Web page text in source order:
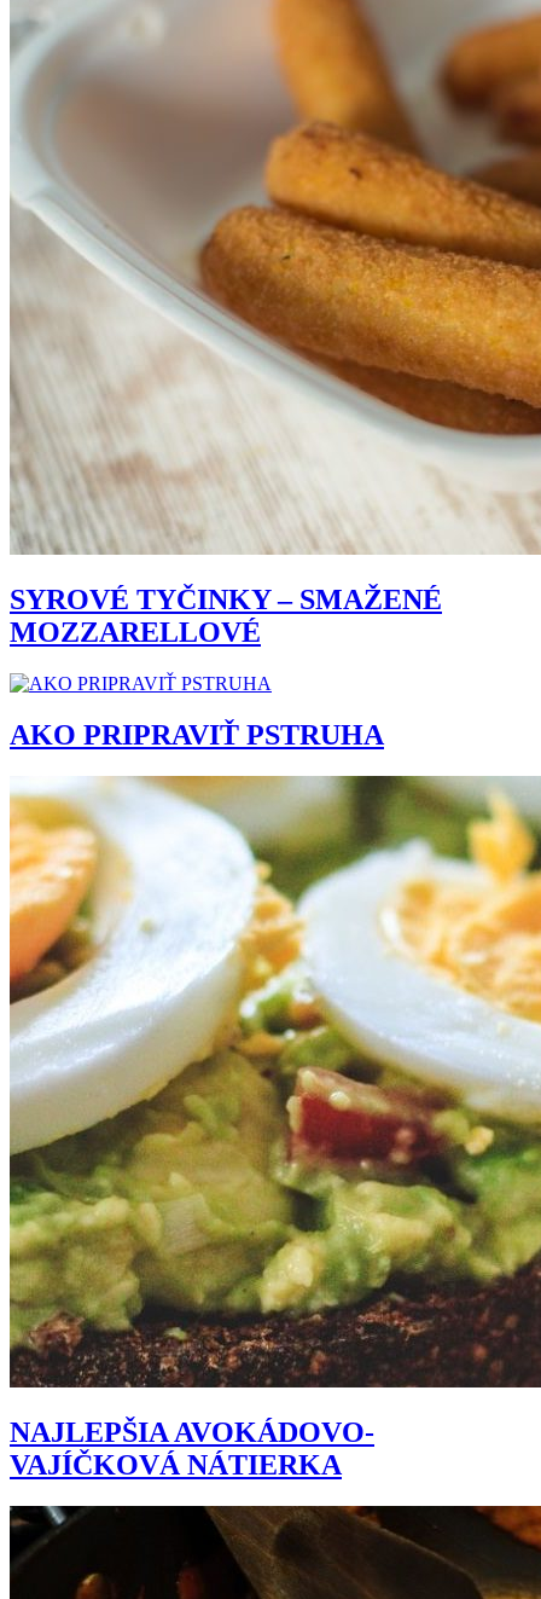
SYROVÉ TYČINKY – SMAŽENÉ
MOZZARELLOVÉ
AKO PRIPRAVIŤ PSTRUHA
NAJLEPŠIA AVOKÁDOVO-
VAJÍČKOVÁ NÁTIERKA